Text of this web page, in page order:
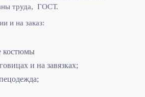
труда, ГОСТ.
и на заказ:
костюмы
и на завязках;